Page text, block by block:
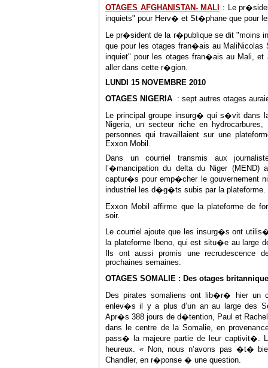
OTAGES AFGHANISTAN- MALI
: Le
inquiets" pour Herv� et St�phane que pour
Le pr�sident de la r�publique se dit "moins
que pour les otages fran�ais au
inquiet" pour les otages fran�ais au Mali,
aller dans cette r�gion.
LUNDI 15 NOVEMBRE 2010
OTAGES NIGERIA
: sept autres otages
Le principal groupe insurg� qui s�vit dans
Nigeria, un secteur riche en
personnes qui travaillaient sur une
Exxon Mobil.
Dans un courriel transmis aux
l’�mancipation du delta du Niger
captur�s pour emp�cher le gouvernement
industriel les d�g�ts subis par la plateforme.
Exxon Mobil affirme que la plateforme de
soir.
Le courriel ajoute que les insurg�s ont
la plateforme Ibeno, qui est situ�e au large
Ils ont aussi promis une recrudescence
prochaines semaines.
OTAGES SOMALIE : Des otages
Des pirates somaliens ont lib�r� hier un
enlev�s il y a plus d’un an au large des
Apr�s 388 jours de d�tention, Paul et
dans le centre de la Somalie, en
pass� la majeure partie de leur captivit�.
heureux. « Non, nous n’avons pas �t�
Chandler, en r�ponse � une question.